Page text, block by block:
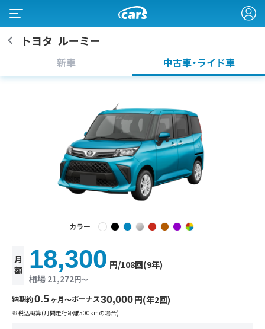
トヨタ ルーミー
新車 中古車・ライド車
カラー
月
額
相場 21,272円〜
18,300 円/108回(9年)
納期約0.5ヶ月〜ボーナス30,000円(年2回)
※税込概算(月間走行距離500kmの場合)